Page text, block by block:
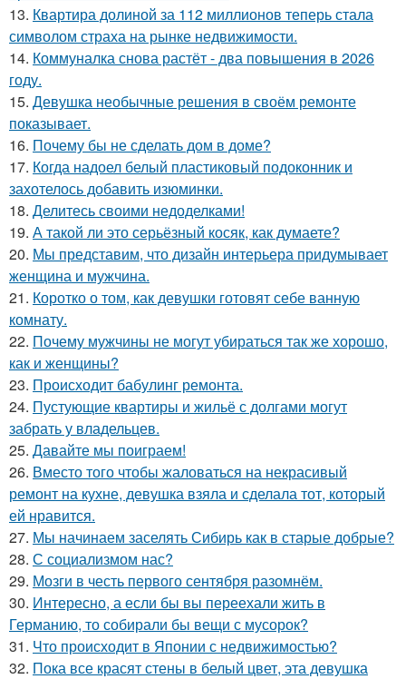
13. Квартира долиной за 112 миллионов теперь стала
символом страха на рынке недвижимости.
14. Коммуналка снова растёт - два повышения в 2026
году.
15. Девушка необычные решения в своём ремонте
показывает.
16. Почему бы не сделать дом в доме?
17. Когда надоел белый пластиковый подоконник и
захотелось добавить изюминки.
18. Делитесь своими недоделками!
19. А такой ли это серьёзный косяк, как думаете?
20. Мы представим, что дизайн интерьера придумывает
женщина и мужчина.
21. Коротко о том, как девушки готовят себе ванную
комнату.
22. Почему мужчины не могут убираться так же хорошо,
как и женщины?
23. Происходит бабулинг ремонта.
24. Пустующие квартиры и жильё с долгами могут
забрать у владельцев.
25. Давайте мы поиграем!
26. Вместо того чтобы жаловаться на некрасивый
ремонт на кухне, девушка взяла и сделала тот, который
ей нравится.
27. Мы начинаем заселять Сибирь как в старые добрые?
28. С социализмом нас?
29. Мозги в честь первого сентября разомнём.
30. Интересно, а если бы вы переехали жить в
Германию, то собирали бы вещи с мусорок?
31. Что происходит в Японии с недвижимостью?
32. Пока все красят стены в белый цвет, эта девушка